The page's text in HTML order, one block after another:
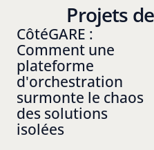
Projets
CôtéGARE :
Comment une
plateforme
d'orchestration
surmonte le chaos
des solutions
isolées